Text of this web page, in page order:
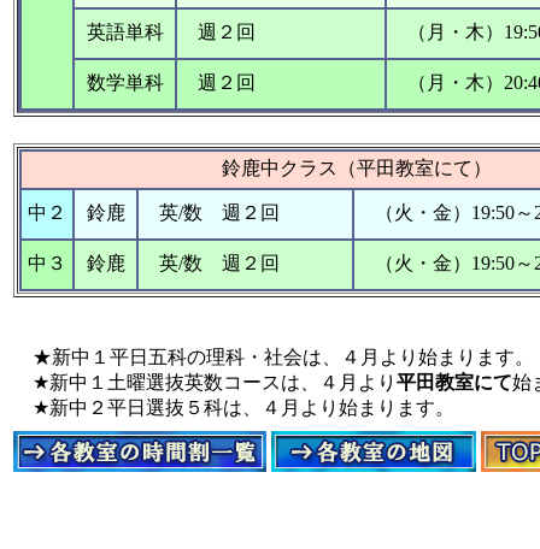
英語単科 週２回 （月・木）
数学単科 週２回 （月・木）
鈴鹿中クラス（平田教室にて）
中２ 鈴鹿 英/数 週２回 （火・金）19:50～
中３ 鈴鹿 英/数 週２回 （火・金）19:50～
★新中１平日五科の理科・社会は、４月より始まります。
★新中１土曜選抜英数コースは、４月より 平田教室にて始
★新中２平日選抜５科は、４月より始まります。